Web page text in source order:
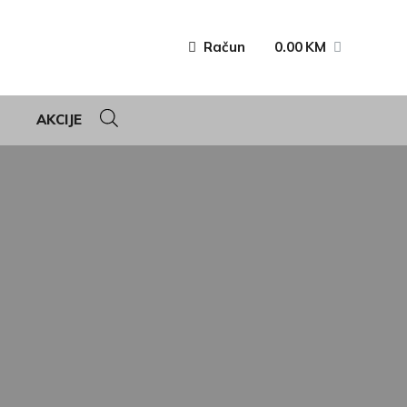
Račun 0.00 KM
AKCIJE